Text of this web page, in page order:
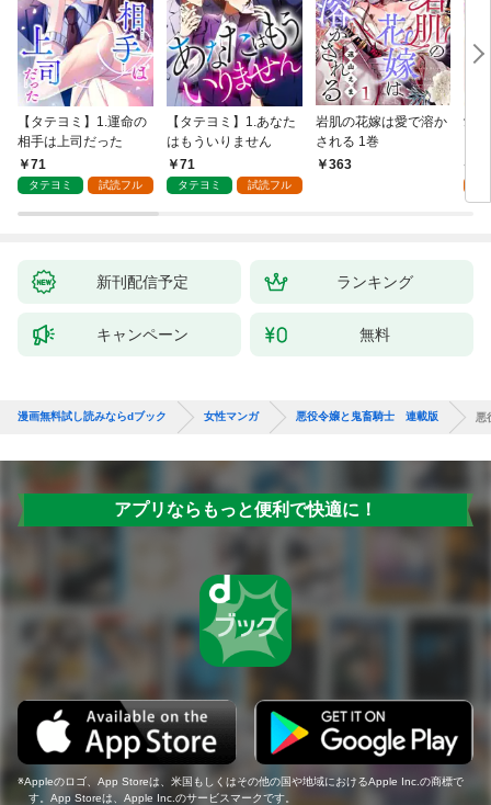
【タテヨミ】1.運命の
相手は上司だった
71
タテヨミ 試読フル
【タテヨミ】1.あなた
はもういりません
71
タテヨミ 試読フル
岩肌の花嫁は愛で溶か
される 1巻
363
愛
新刊配信予定 ランキング
キャンペーン 無料
漫画無料試し読みならdブック 女性マンガ 悪役令嬢と鬼畜騎士 連載版 悪
アプリならもっと便利で快適に！
Appleのロゴ、App Storeは、米国もしくはその他の国や地域におけるApple Inc.の商標で
す。App Storeは、Apple Inc.のサービスマークです。